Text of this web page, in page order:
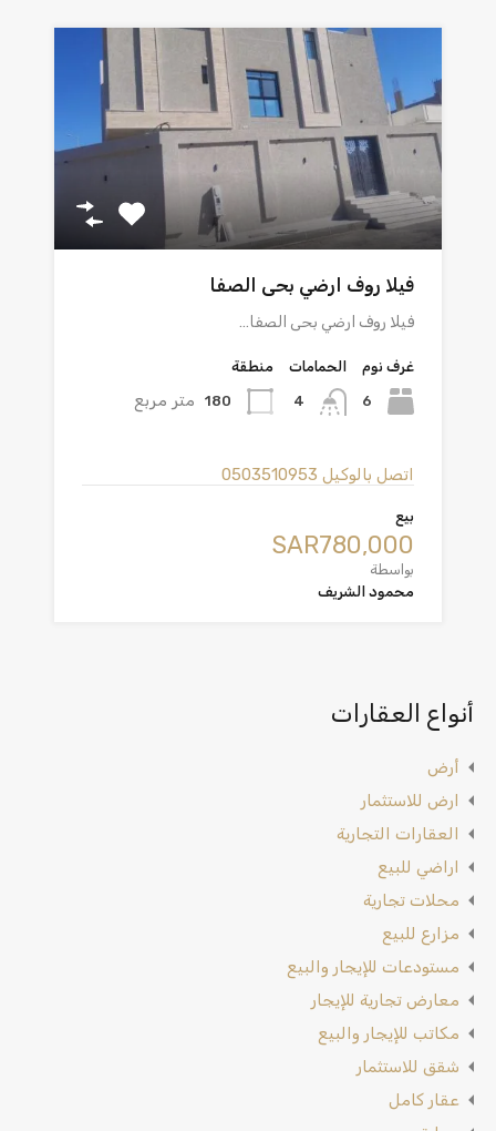
فيلا روف ارضي بحى الصفا
فيلا روف ارضي بحى الصفا…
غرف نوم
6
الحمامات
4
منطقة
180 متر مربع
اتصل بالوكيل 0503510953
بيع
‪SAR780,000
بواسطة
محمود الشريف
أنواع العقارات
أرض
ارض للاستثمار
العقارات التجارية
اراضي للبيع
محلات تجارية
مزارع للبيع
مستودعات للإيجار والبيع
معارض تجارية للإيجار
مكاتب للإيجار والبيع
شقق للاستثمار
عقار كامل